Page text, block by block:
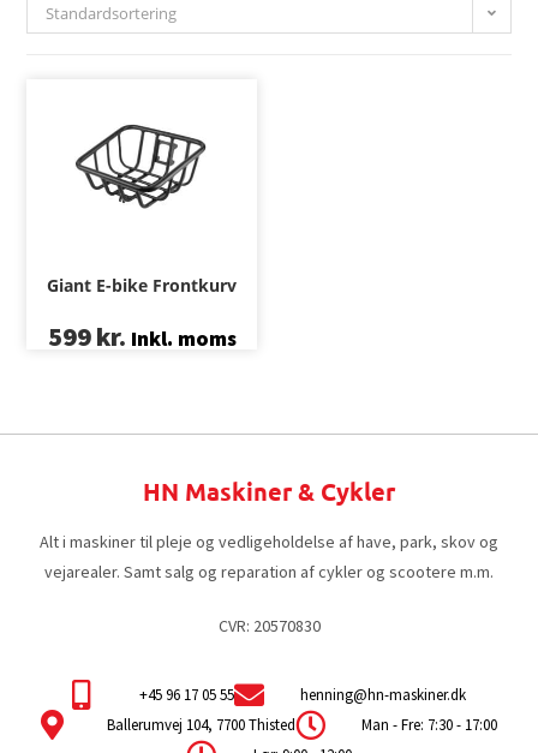
Standardsortering
Giant E-bike Frontkurv
599kr. Inkl. moms
HN Maskiner & Cykler
Alt i maskiner til pleje og vedligeholdelse af have, park, skov og
vejarealer. Samt salg og reparation af cykler og scootere m.m.
CVR: 20570830
+45 96 17 05 55
henning@hn-maskiner.dk
Ballerumvej 104, 7700 Thisted
Man - Fre: 7:30 - 17:00